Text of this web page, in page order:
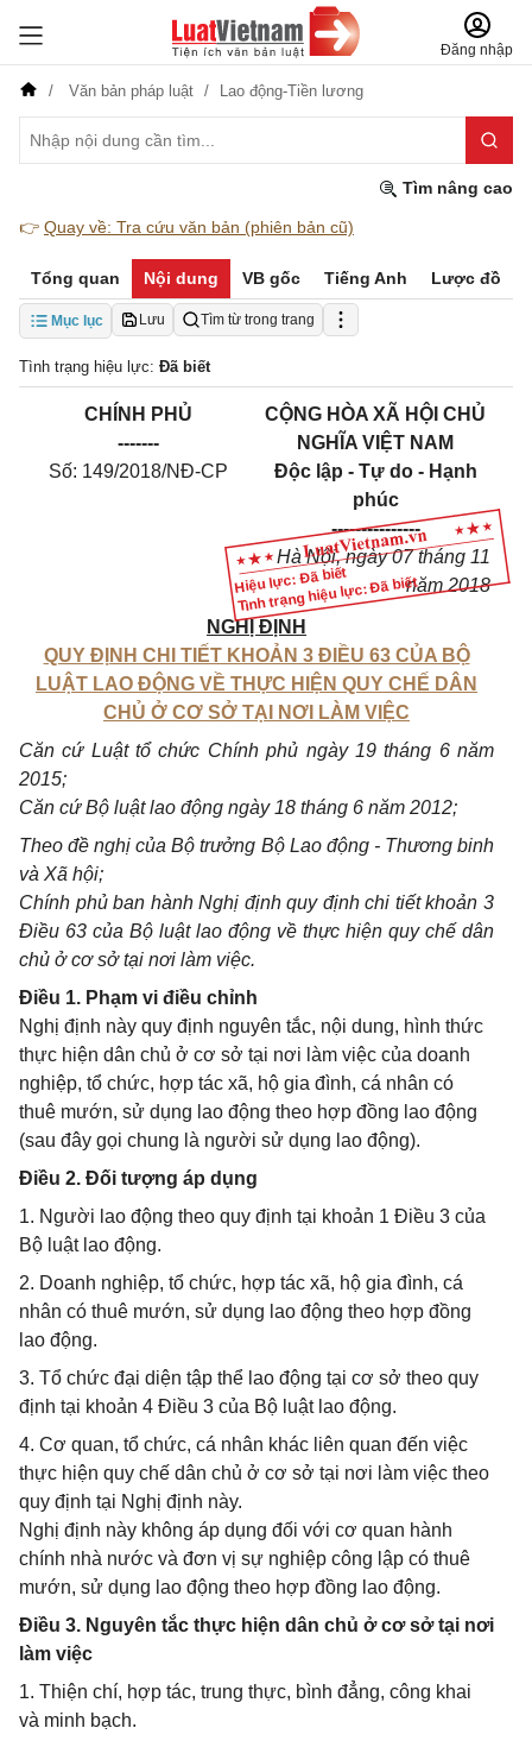
Đăng nhập
Văn bản pháp luật Lao động-Tiền lương
Tìm nâng cao
👉 Quay về: Tra cứu văn bản (phiên bản cũ)
Tổng quan Nội dung VB gốc Tiếng Anh Lược đồ
Mục lục Lưu Tìm từ trong trang
Tình trạng hiệu lực: Đã biết
Hiệu lực: Đã biết
Tình trạng hiệu lực: Đã biết
CHÍNH PHỦ
-------
Số: 149/2018/NĐ-CP
CỘNG HÒA XÃ HỘI CHỦ
NGHĨA VIỆT NAM
Độc lập - Tự do - Hạnh
phúc
---------------
Hà Nội, ngày07tháng 11
năm2018
NGHỊ ĐỊNH
QUY ĐỊNH CHI TIẾT KHOẢN 3 ĐIỀU 63 CỦA BỘ
LUẬT LAO ĐỘNG VỀ THỰC HIỆN QUY CHẾ DÂN
CHỦ Ở CƠ SỞ TẠI NƠI LÀM VIỆC
Căn cứ Luật tổ chức Chính phủ ngày 19 tháng 6 năm
2015;
Căn cứ Bộ luật lao động ngày 18 tháng 6 năm 2012;
Theo đề nghị của Bộ trưởng Bộ Lao động - Thương binh
và Xã hội;
Chính phủ ban hành Nghị định quy định chi tiết khoản 3
Điều 63 của Bộ luật lao động về thực hiện quy chế dân
chủ ở cơ sở tại nơi làm việc.
Điều 1. Phạm vi điều chỉnh
Nghị định này quy định nguyên tắc, nội dung, hình thức
thực hiện dân chủ ở cơ sở tại nơi làm việc của doanh
nghiệp, tổ chức, hợp tác xã, hộ gia đình, cá nhân có
thuê mướn, sử dụng lao động theo hợp đồng lao động
(sau đây gọi chung là người sử dụng lao động).
Điều 2. Đối tượng áp dụng
1. Người lao động theo quy định tại khoản 1 Điều 3 của
Bộ luật lao động.
2. Doanh nghiệp, tổ chức, hợp tác xã, hộ gia đình, cá
nhân có thuê mướn, sử dụng lao động theo hợp đồng
lao động.
3. Tổ chức đại diện tập thể lao động tại cơ sở theo quy
định tại khoản 4 Điều 3 của Bộ luật lao động.
4. Cơ quan, tổ chức, cá nhân khác liên quan đến việc
thực hiện quy chế dân chủ ở cơ sở tại nơi làm việc theo
quy định tại Nghị định này.
Nghị định này không áp dụng đối với cơ quan hành
chính nhà nước và đơn vị sự nghiệp công lập có thuê
mướn, sử dụng lao động theo hợp đồng lao động.
Điều 3. Nguyên tắc thực hiện dân chủ ở cơ sở tại nơi
làm việc
1. Thiện chí, hợp tác, trung thực, bình đẳng, công khai
và minh bạch.